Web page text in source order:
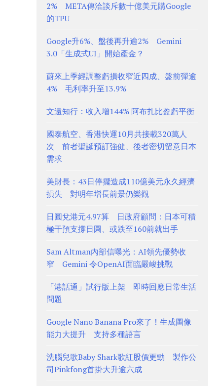
2% META傳洽談斥數十億美元購Google
的TPU
Google升6%、盤後再升逾2% Gemini
3.0「生成式UI」開始產金？
蔚來上季經調整虧損收窄近四成、盤前彈逾
4% 毛利率升至13.9%
文遠知行：收入增144% 阿布扎比盈虧平衡
國泰航空、香港快運10月共接載320萬人
次 前者聖誕預訂強健、後者密切留意日本
需求
美財長：43日停擺造成110億美元永久經濟
損失 對明年增長前景仍樂觀
日圓兌港元4.97算 日政府顧問：日本可積
極干預支撐日圓、或跌至160前就出手
Sam Altman內部信曝光：AI領先優勢收
窄 Gemini 令OpenAI面臨嚴峻挑戰
「港話通」試行版上架 即時回應日常生活
問題
Google Nano Banana Pro來了！生成圖像
能力大提升 支持多種語言
洗腦兒歌Baby Shark歌紅股價更勁 製作公
司Pinkfong首掛大升逾六成